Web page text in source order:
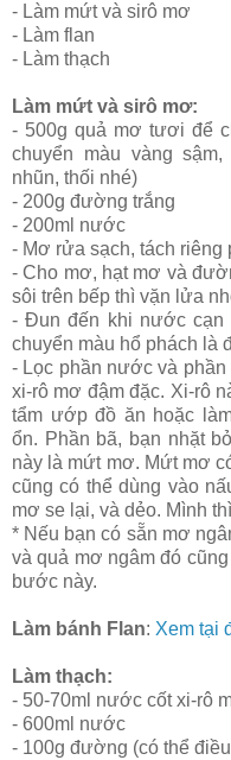
- Làm mứt và sirô mơ
- Làm flan
- Làm thạch
Làm mứt và sirô mơ:
- 500g quả mơ tươi để
chuyển màu vàng
nhũn, thối nhé)
- 200g đường trắng
- 200ml nước
- Mơ rửa sạch, tách riêng
- Cho mơ, hạt mơ và
sôi trên bếp thì vặn lửa
- Đun đến khi nước cạn
chuyển màu hổ phách là
- Lọc phần nước và
xi-rô mơ đậm đặc. Xi-rô
tẩm ướp đồ ăn hoặc
ổn. Phần bã, bạn nhặt
này là mứt mơ. Mứt mơ
cũng có thể dùng vào
mơ se lại, và dẻo. Mình
* Nếu bạn có sẵn mơ
và quả mơ ngâm đó
bước này.
Làm bánh Flan: Xem tại
Làm thạch:
- 50-70ml nước cốt xi-rô
- 600ml nước
- 100g đường (có thể